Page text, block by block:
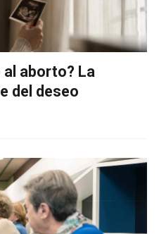
al aborto? La
del deseo